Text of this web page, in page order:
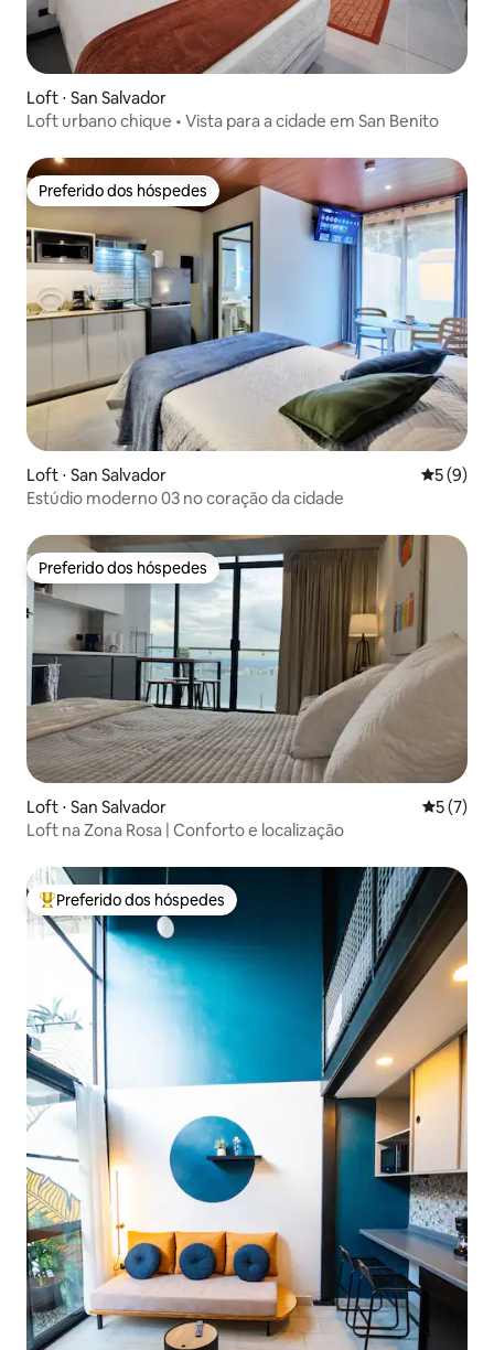
Loft ⋅ San Salvador
Loft urbano chique • Vista para a cidade em San Benito
Preferido dos hóspedes
Preferido dos hóspedes
Loft ⋅ San Salvador 5 de
5 (9)
Estúdio moderno 03 no coração da cidade
Preferido dos hóspedes
Preferido dos hóspedes
Loft ⋅ San Salvador 5 de
5 (7)
Loft na Zona Rosa | Conforto e localização
Entre os melhores preferidos dos hóspedes
Preferido dos hóspedes